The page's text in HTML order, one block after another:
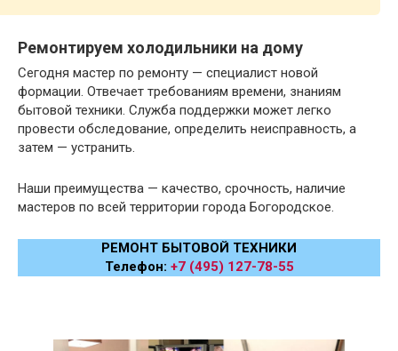
Ремонтируем холодильники на дому
Сегодня мастер по ремонту — специалист новой
формации. Отвечает требованиям времени, знаниям
бытовой техники. Служба поддержки может легко
провести обследование, определить неисправность, а
затем — устранить.
Наши преимущества — качество, срочность, наличие
мастеров по всей территории города Богородское.
РЕМОНТ БЫТОВОЙ ТЕХНИКИ
Телефон: +7 (495) 127-78-55